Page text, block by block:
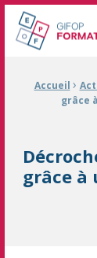
GIFOP
Fil d'Ariane :
Accueil ›
grâce
grâce à